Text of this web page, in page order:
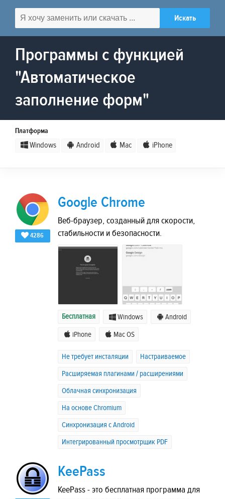
Программы с функцией
"Автоматическое
заполнение форм"
Платформа
Windows Android Mac iPhone
4286
Google Chrome
Веб-браузер, созданный для скорости,
стабильности и безопасности.
Бесплатная Windows Android
iPhone Mac OS
Не требует инсталяции
Настраиваемое
Расширяемая плагинами / расширениями
Облачная синхронизация
На основе Chromium
Синхронизация с Android
Интегрированный просмотрщик PDF
KeePass
KeePass - это бесплатная программа для